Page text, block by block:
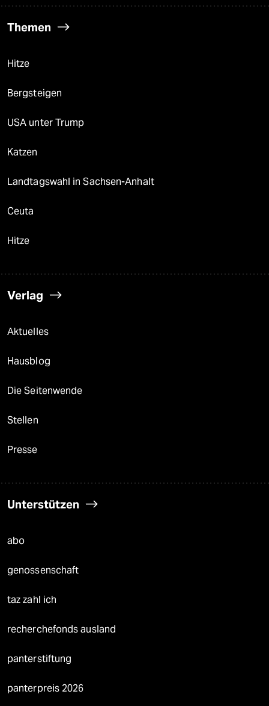
Themen
Hitze
Bergsteigen
USA unter Trump
Katzen
Landtagswahl in Sachsen-Anhalt
Ceuta
Hitze
Verlag
Aktuelles
Hausblog
Die Seitenwende
Stellen
Presse
Unterstützen
abo
genossenschaft
taz zahl ich
recherchefonds ausland
panterstiftung
panterpreis 2026